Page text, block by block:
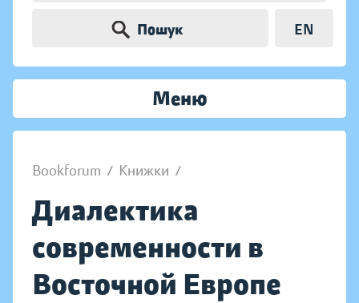
Пошук EN
Меню
Bookforum / Книжки /
Диалектика
современности в
Восточной Европе